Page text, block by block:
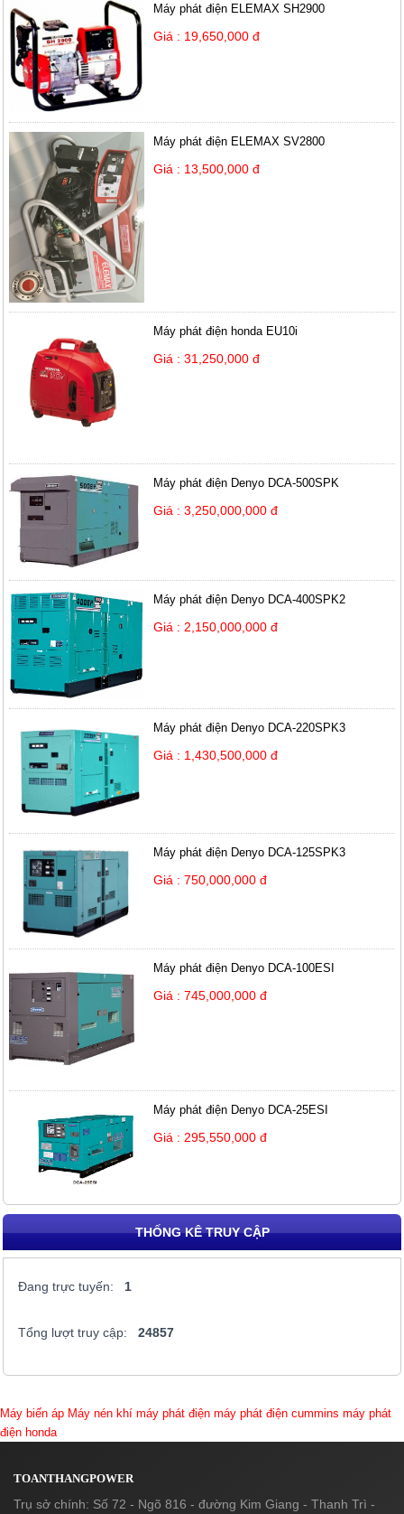
Máy phát điện ELEMAX SH2900
Giá : 19,650,000 đ
Máy phát điện ELEMAX SV2800
Giá : 13,500,000 đ
Máy phát điện honda EU10i
Giá : 31,250,000 đ
Máy phát điện Denyo DCA-500SPK
Giá : 3,250,000,000 đ
Máy phát điện Denyo DCA-400SPK2
Giá : 2,150,000,000 đ
Máy phát điện Denyo DCA-220SPK3
Giá : 1,430,500,000 đ
Máy phát điện Denyo DCA-125SPK3
Giá : 750,000,000 đ
Máy phát điện Denyo DCA-100ESI
Giá : 745,000,000 đ
Máy phát điện Denyo DCA-25ESI
Giá : 295,550,000 đ
THỐNG KÊ TRUY CẬP
Đang trực tuyến: 1
Tổng lượt truy cập: 24857
Máy biến áp Máy nén khí máy phát điện máy phát điện cummins máy phát
điện honda
TOANTHANGPOWER
Trụ sở chính: Số 72 - Ngõ 816 - đường Kim Giang - Thanh Trì -